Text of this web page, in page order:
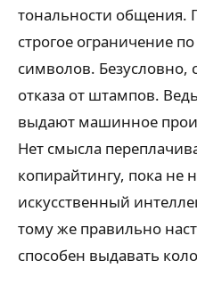
тональности общения.
строгое ограничение
символов. Безусловно,
отказа от штампов.
выдают машинное
Нет смысла
копирайтингу, пока не
искусственный
тому же правильно
способен выдавать